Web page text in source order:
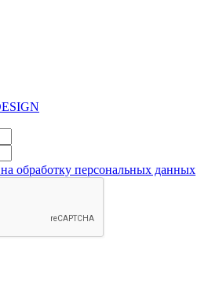
на обработку персональных данных